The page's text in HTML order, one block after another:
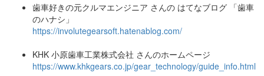
歯車好きの元クルマエンジニア さんの はてなブログ 「歯車
のハナシ」
https://involutegearsoft.hatenablog.com/
KHK 小原歯車工業株式会社 さんのホームページ
https://www.khkgears.co.jp/gear_technology/guide_info.html